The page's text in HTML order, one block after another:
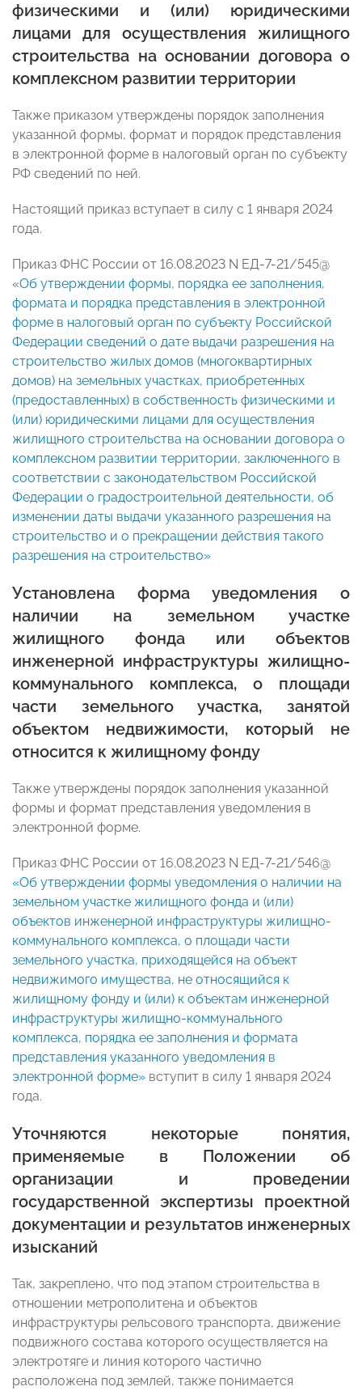
физическими и (или) юридическими
лицами для осуществления жилищного
строительства на основании договора о
комплексном развитии территории
Также приказом утверждены порядок заполнения
указанной формы, формат и порядок представления
в электронной форме в налоговый орган по субъекту
РФ сведений по ней.
Настоящий приказ вступает в силу с 1 января 2024
года.
Приказ ФНС России от 16.08.2023 N ЕД-7-21/545@
«Об утверждении формы, порядка ее заполнения,
формата и порядка представления в электронной
форме в налоговый орган по субъекту Российской
Федерации сведений о дате выдачи разрешения на
строительство жилых домов (многоквартирных
домов) на земельных участках, приобретенных
(предоставленных) в собственность физическими и
(или) юридическими лицами для осуществления
жилищного строительства на основании договора о
комплексном развитии территории, заключенного в
соответствии с законодательством Российской
Федерации о градостроительной деятельности, об
изменении даты выдачи указанного разрешения на
строительство и о прекращении действия такого
разрешения на строительство»
Установлена форма уведомления о
наличии на земельном участке
жилищного фонда или объектов
инженерной инфраструктуры жилищно-
коммунального комплекса, о площади
части земельного участка, занятой
объектом недвижимости, который не
относится к жилищному фонду
Также утверждены порядок заполнения указанной
формы и формат представления уведомления в
электронной форме.
Приказ ФНС России от 16.08.2023 N ЕД-7-21/546@
«Об утверждении формы уведомления о наличии на
земельном участке жилищного фонда и (или)
объектов инженерной инфраструктуры жилищно-
коммунального комплекса, о площади части
земельного участка, приходящейся на объект
недвижимого имущества, не относящийся к
жилищному фонду и (или) к объектам инженерной
инфраструктуры жилищно-коммунального
комплекса, порядка ее заполнения и формата
представления указанного уведомления в
электронной форме» вступит в силу 1 января 2024
года.
Уточняются некоторые понятия,
применяемые в Положении об
организации и проведении
государственной экспертизы проектной
документации и результатов инженерных
изысканий
Так, закреплено, что под этапом строительства в
отношении метрополитена и объектов
инфраструктуры рельсового транспорта, движение
подвижного состава которого осуществляется на
электротяге и линия которого частично
расположена под землей, также понимается